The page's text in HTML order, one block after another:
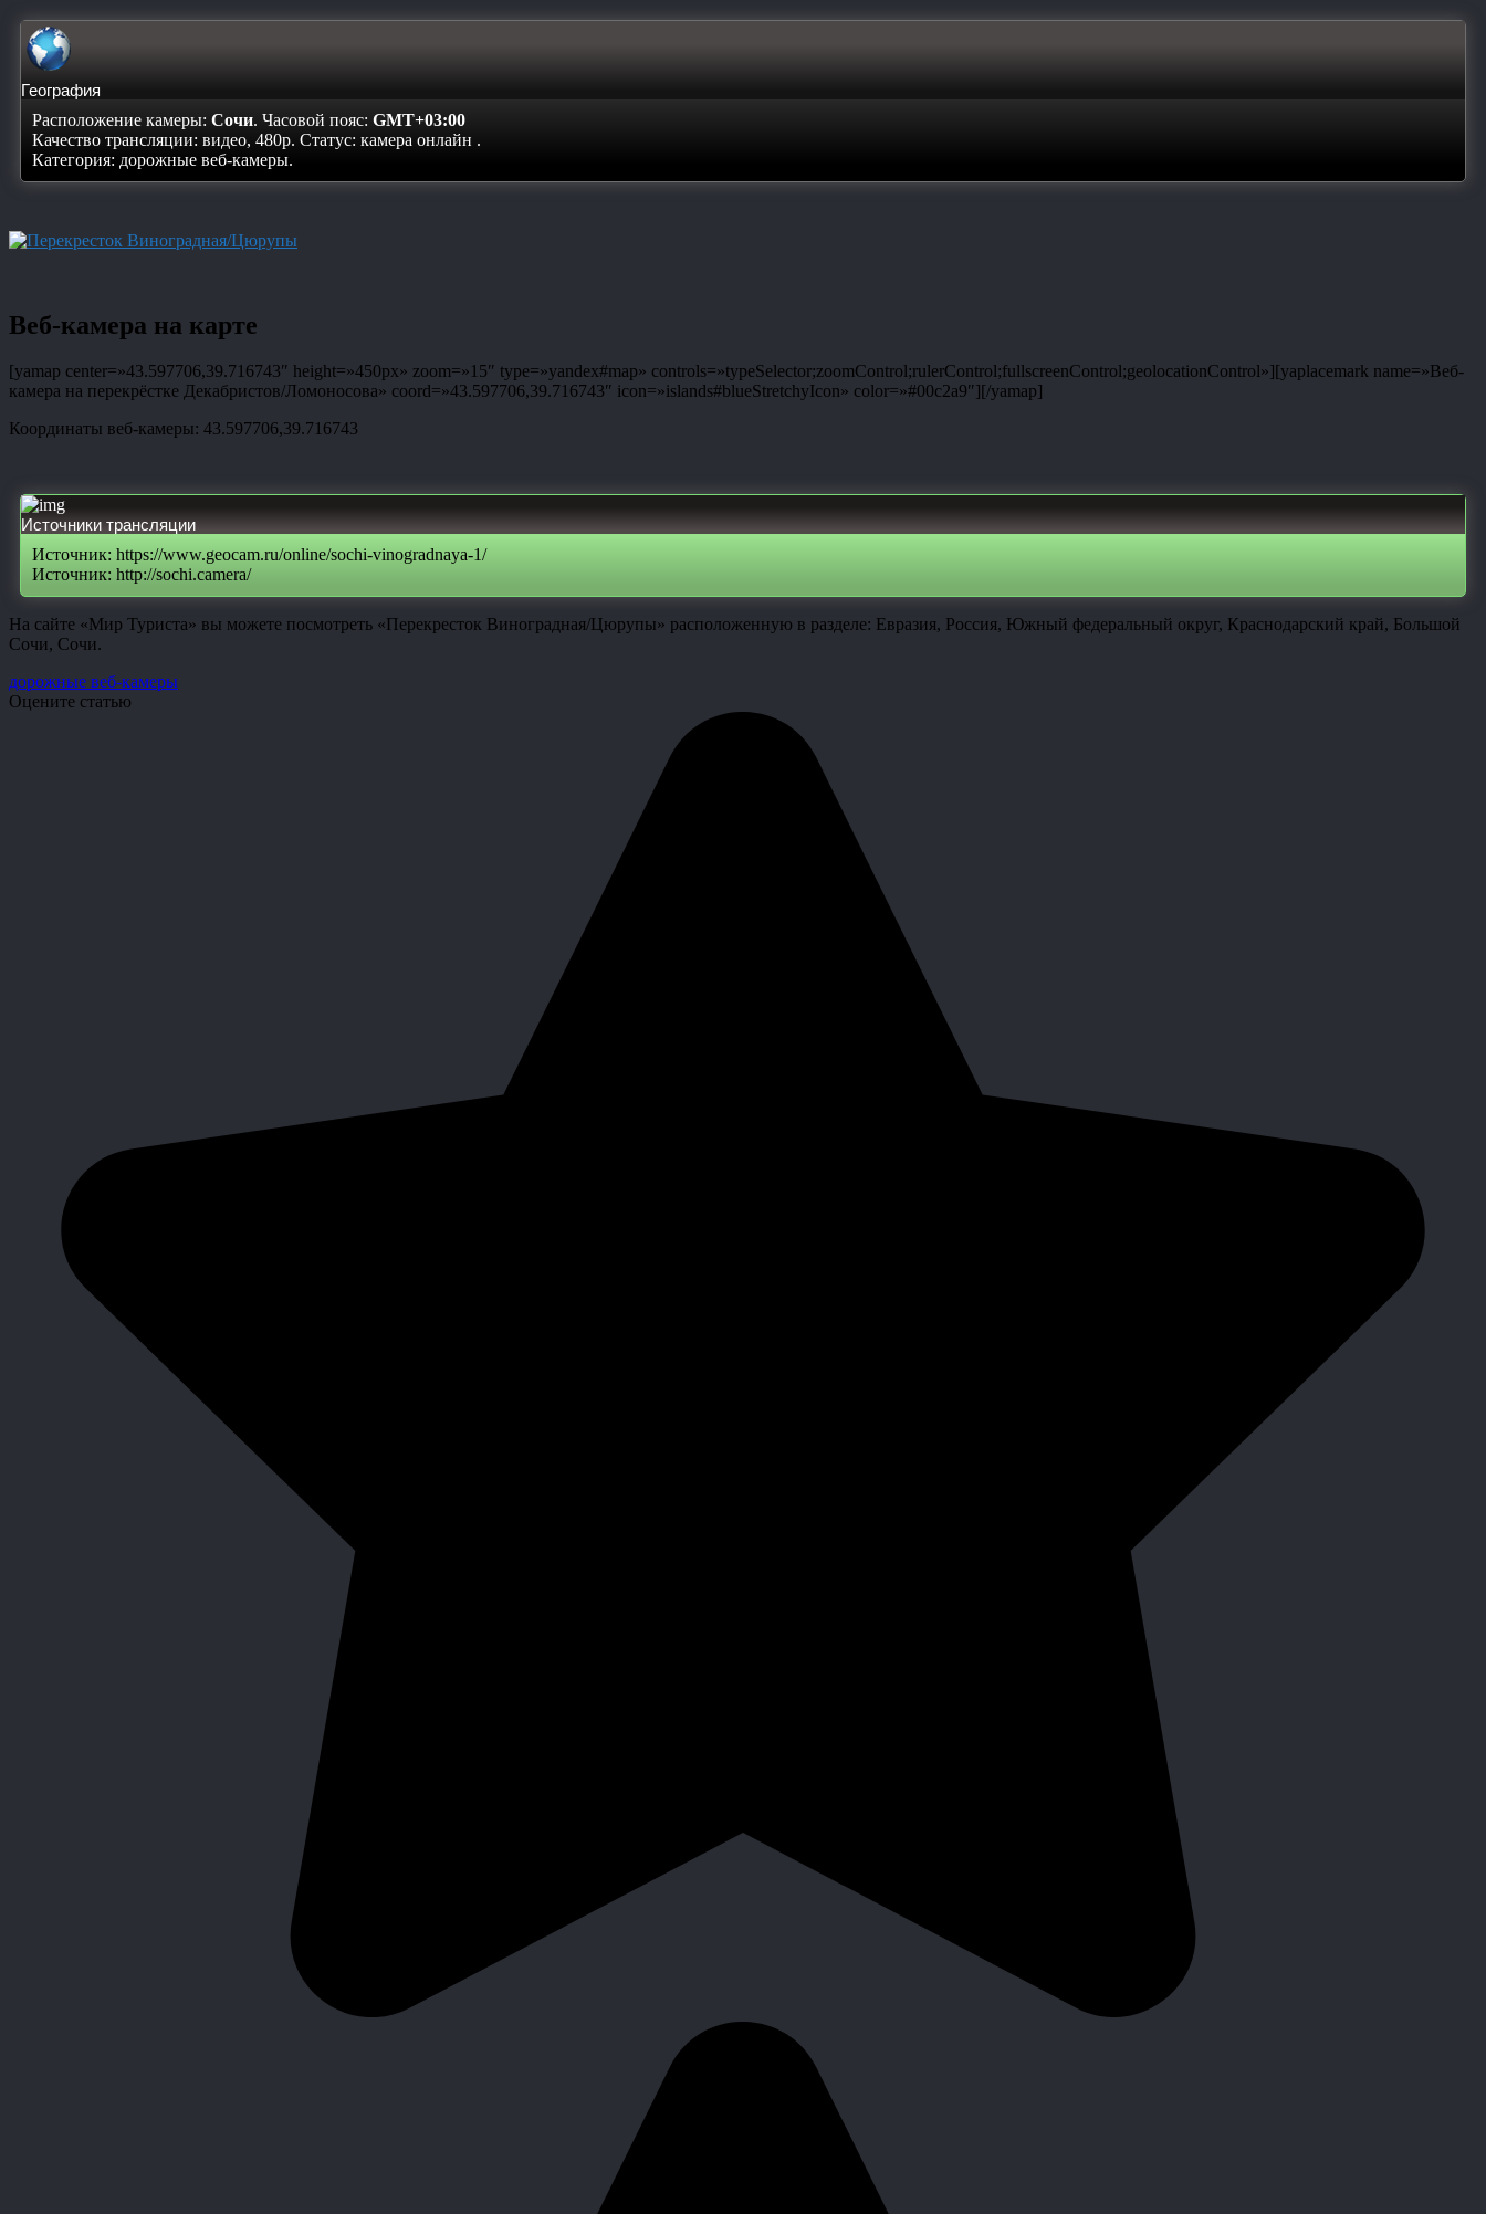
География
Расположение камеры: Сочи. Часовой пояс: GMT+03:00
Качество трансляции: видео, 480p. Статус: камера онлайн .
Категория: дорожные веб-камеры.
Веб-камера на карте
[yamap center=»43.597706,39.716743″ height=»450px» zoom=»15″ type=»yandex#map» controls=»typeSelector;zoomControl;rulerControl;fullscreenControl;geolocationControl»][yaplacemark name=»Веб-
камера на перекрёстке Декабристов/Ломоносова» coord=»43.597706,39.716743″ icon=»islands#blueStretchyIcon» color=»#00c2a9″][/yamap]
Координаты веб-камеры: 43.597706,39.716743
Источники трансляции
Источник: https://www.geocam.ru/online/sochi-vinogradnaya-1/
Источник: http://sochi.camera/
На сайте «Мир Туриста» вы можете посмотреть «Перекресток Виноградная/Цюрупы» расположенную в разделе: Евразия, Россия, Южный федеральный округ, Краснодарский край, Большой
Сочи, Сочи.
дорожные веб-камеры
Оцените статью